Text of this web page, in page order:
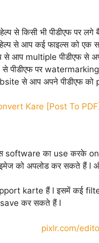
से किसी भी पीडीएफ पर
से आप कई फाइल्स को एक
से आप multiple पीडीएफ से
से पीडीएफ पर
से आप अपने पीडीएफ
Kare [Post To PDF]
software का use करके
को अपलोड कर सकते हैं l
karte हैं l इसमें कई
save कर सकते हैं l
pixlr.com/